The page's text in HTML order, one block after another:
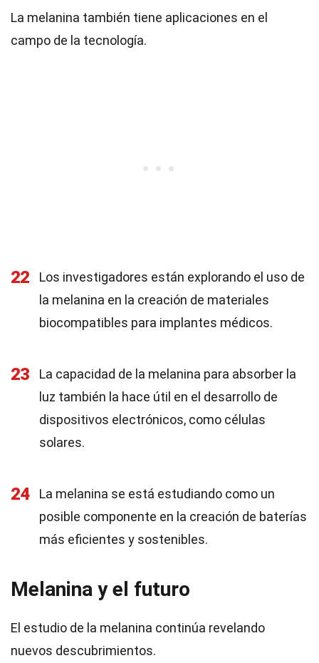
La melanina también tiene aplicaciones en el
campo de la tecnología.
22
Los investigadores están explorando el uso de
la melanina en la creación de materiales
biocompatibles para implantes médicos.
23
La capacidad de la melanina para absorber la
luz también la hace útil en el desarrollo de
dispositivos electrónicos, como células
solares.
24
La melanina se está estudiando como un
posible componente en la creación de baterías
más eficientes y sostenibles.
Melanina y el futuro
El estudio de la melanina continúa revelando
nuevos descubrimientos.